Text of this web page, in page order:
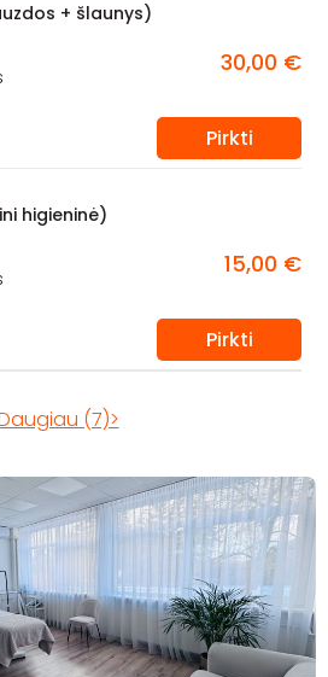
+ šlaunys)
30,00 €
Pirkti
higieninė)
15,00 €
Pirkti
(7)>